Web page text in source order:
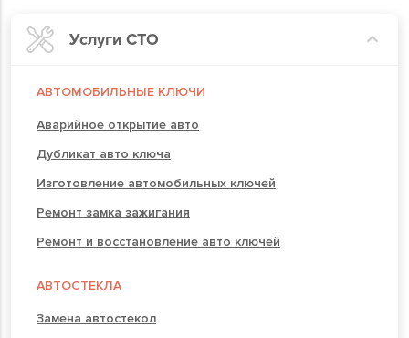
Услуги СТО
АВТОМОБИЛЬНЫЕ КЛЮЧИ
Аварийное открытие авто
Дубликат авто ключа
Изготовление автомобильных ключей
Ремонт замка зажигания
Ремонт и восстановление авто ключей
АВТОСТЕКЛА
Замена автостекол